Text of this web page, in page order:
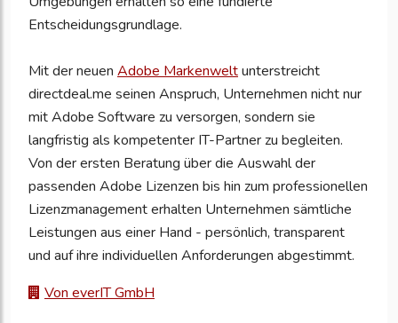
Entscheidungsgrundlage.
Mit der neuen Adobe Markenweltunterstreicht
directdeal.me seinen Anspruch, Unternehmen nicht nur
mit Adobe Software zu versorgen, sondern sie
langfristig als kompetenter IT-Partner zu begleiten.
Von der ersten Beratung über die Auswahl der
passenden Adobe Lizenzen bis hin zum professionellen
Lizenzmanagement erhalten Unternehmen sämtliche
Leistungen aus einer Hand - persönlich, transparent
und auf ihre individuellen Anforderungen abgestimmt.
Von everIT GmbH